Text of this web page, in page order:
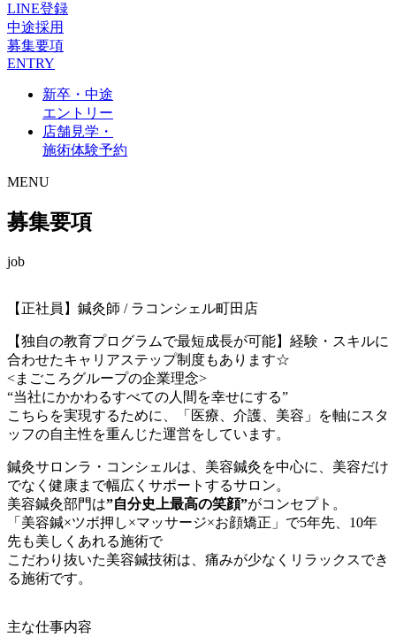
LINE登録
中途採用
募集要項
ENTRY
新卒・中途
エントリー
店舗見学・
施術体験予約
MENU
募集要項
job
【正社員】鍼灸師 / ラコンシェル町田店
【独自の教育プログラムで最短成長が可能】経験・スキルに
合わせたキャリアステップ制度もあります☆
<まごころグループの企業理念>
“当社にかかわるすべての人間を幸せにする”
こちらを実現するために、「医療、介護、美容」を軸にスタ
ッフの自主性を重んじた運営をしています。
鍼灸サロンラ・コンシェルは、美容鍼灸を中心に、美容だけ
でなく健康まで幅広くサポートするサロン。
美容鍼灸部門は”自分史上最高の笑顔”がコンセプト。
「美容鍼×ツボ押し×マッサージ×お顔矯正」で5年先、10年
先も美しくあれる施術で
こだわり抜いた美容鍼技術は、痛みが少なくリラックスでき
る施術です。
主な仕事内容